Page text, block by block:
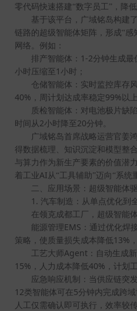
零代码快速搭建“数字员工”，降低
基于该平台，广域铭岛构建
链路的超级智能体矩阵，形成“感
网络。例如：
排产智能体： 1-2分钟生成最
小时压缩至 1 小时；
仓储智能体：实时监控库存
40% ，周计划达成率稳定 99% 以
质检智能体：对电池极片缺
时间从 2小时降至 20分钟。
广域铭岛首席战略运营官姜
得数据梳理、知识沉淀和模型整
与算力作为新生产要素的价值潜
着工业AI 从“工具辅助”迈向“系统
二、应用场景：超级智能体
1. 汽车制造：从单点优化到
在领克成都工厂，超级智能
能源管理EMS ：通过优化焊
策略，使质量损失成本降低 13%
工艺大师Agent ：自动生成
15% ，人力成本降低40% ，计划
应急响应机制：当供应链突
12类智能体可在5分钟内完成跨
人工仅需确认即可执行，效率较